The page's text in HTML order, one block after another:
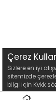
Çerez
Sizlere en iyi
sitemizde
bilgi için Kvkk